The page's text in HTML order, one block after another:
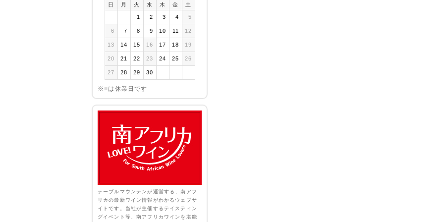
日 月 火 水 木 金 土
1 2 3 4 5
6 7 8 9 10 11 12
13 14 15 16 17 18 19
20 21 22 23 24 25 26
27 28 29 30
※ ■ は休業日です
テーブルマウンテンが運営する、南アフ
リカの最新ワイン情報がわかるウェブサ
イトです。当社が主催するテイスティン
グイベント等、南アフリカワインを堪能